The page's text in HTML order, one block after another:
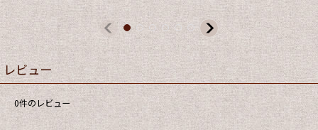
レビュー
0件のレビュー